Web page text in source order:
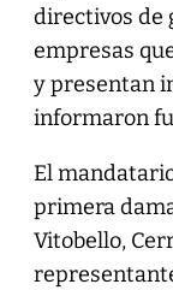
directivos de
empresas
y presentan
informaron
El
primera
Vitobello,